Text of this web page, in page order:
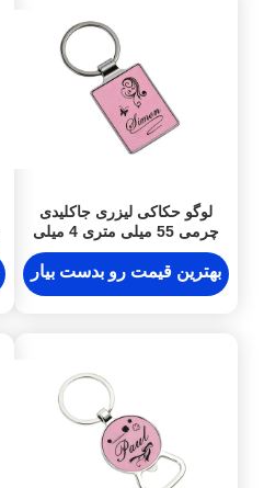
لوگو حکاکی لیزری جاکلیدی
چرمی 55 میلی متری 4 میلی
متری تبلیغاتی حلقه کلید صورتی
بهترین قیمت رو بدست بیار